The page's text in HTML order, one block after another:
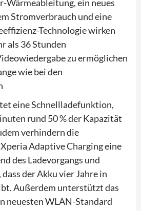
Wärmeableitung, ein neues
Stromverbrauch und eine
Technologie wirken
als 36 Stunden
zu ermöglichen
wie bei den
eine Schnellladefunktion,
rund 50 % der Kapazität
verhindern die
Adaptive Charging eine
des Ladevorgangs und
der Akku vier Jahre in
Außerdem unterstützt das
neuesten WLAN-Standard